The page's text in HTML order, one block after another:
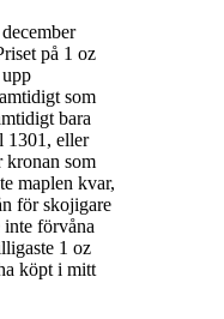
på 1 oz
som
bara
1301, eller
kronan som
maplen kvar,
för skojigare
förvåna
1 oz
köpt i mitt